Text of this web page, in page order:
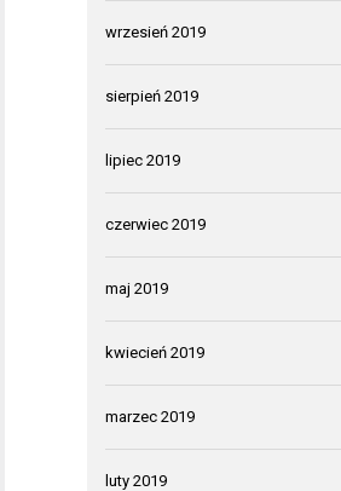
wrzesień 2019
sierpień 2019
lipiec 2019
czerwiec 2019
maj 2019
kwiecień 2019
marzec 2019
luty 2019